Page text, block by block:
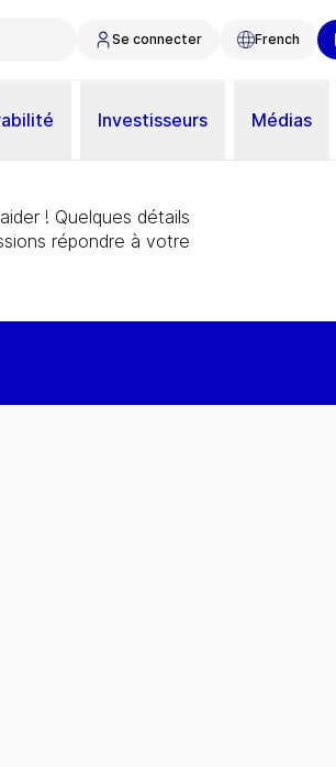
Se connecter French
Investisseurs Médias
! Quelques détails
répondre à votre